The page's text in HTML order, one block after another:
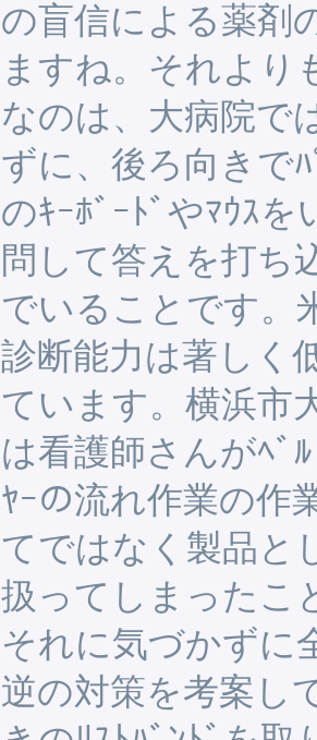
の盲信による薬剤
ますね。それより
なのは、大病院で
ずに、後ろ向きでﾊ
のｷｰﾎﾞｰﾄﾞやﾏｳｽ
問して答えを打ち
でいることです。
診断能力は著しく
ています。横浜市
は看護師さんがﾍﾞﾙ
ﾔｰの流れ作業の作
てではなく製品と
扱ってしまったこ
それに気づかずに
逆の対策を考案し